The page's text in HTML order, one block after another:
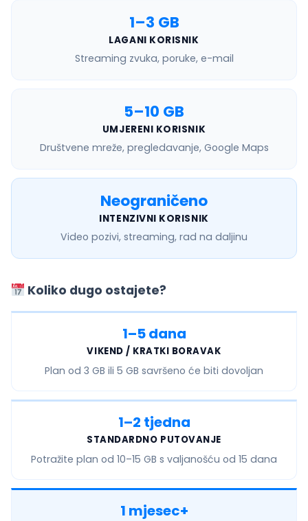
1–3 GB
LAGANI KORISNIK
Streaming zvuka, poruke, e-mail
5–10 GB
UMJERENI KORISNIK
Društvene mreže, pregledavanje, Google Maps
Neograničeno
INTENZIVNI KORISNIK
Video pozivi, streaming, rad na daljinu
Koliko dugo ostajete?
1–5 dana
VIKEND / KRATKI BORAVAK
Plan od 3 GB ili 5 GB savršeno će biti dovoljan
1–2 tjedna
STANDARDNO PUTOVANJE
Potražite plan od 10–15 GB s valjanošću od 15 dana
1 mjesec+